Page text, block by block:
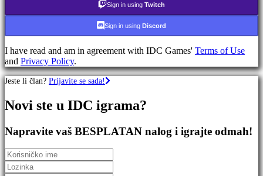
Casual
Indie
games
Simulation
games
Puzzle
Fighting
games
verzije
Zajednica
Sign in using Twitch
Sign in using Discord
I have read and am in agreement with IDC Games' Terms of Use
and Privacy Policy.
Jeste li član? Prijavite se sada!
Novi ste u IDC igrama?
Napravite vaš BESPLATAN nalog i igrajte odmah!